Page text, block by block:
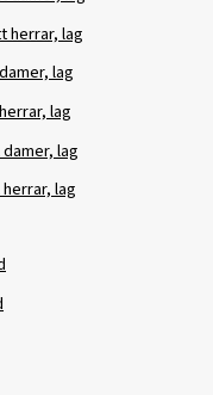
herrar, lag
lag
lag
lag
lag